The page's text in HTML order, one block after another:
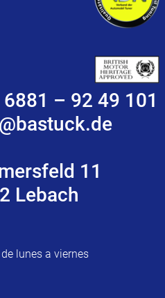
– 92 49 101
11
Lebach
lunes a viernes